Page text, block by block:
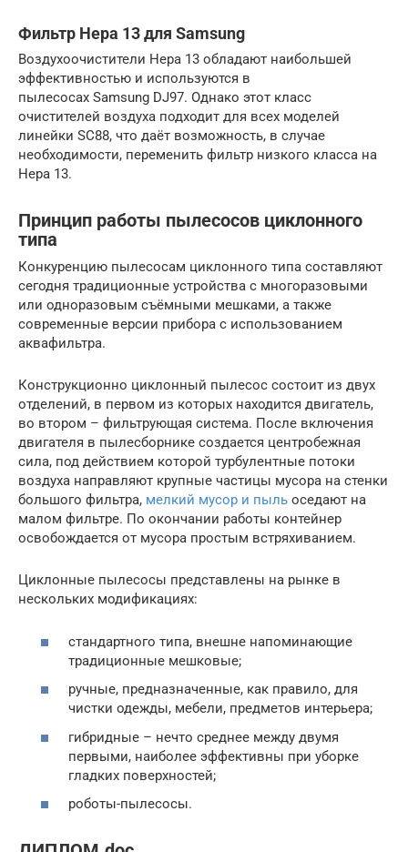
Фильтр Hepa 13 для Samsung
Воздухоочистители Hepa 13 обладают наибольшей
эффективностью и используются в
пылесосах Samsung DJ97. Однако этот класс
очистителей воздуха подходит для всех моделей
линейки SC88, что даёт возможность, в случае
необходимости, переменить фильтр низкого класса на
Нера 13.
Принцип работы пылесосов циклонного
типа
Конкуренцию пылесосам циклонного типа составляют
сегодня традиционные устройства с многоразовыми
или одноразовым съёмными мешками, а также
современные версии прибора с использованием
аквафильтра.
Конструкционно циклонный пылесос состоит из двух
отделений, в первом из которых находится двигатель,
во втором – фильтрующая система. После включения
двигателя в пылесборнике создается центробежная
сила, под действием которой турбулентные потоки
воздуха направляют крупные частицы мусора на стенки
большого фильтра, мелкий мусор и пыль оседают на
малом фильтре. По окончании работы контейнер
освобождается от мусора простым встряхиванием.
Циклонные пылесосы представлены на рынке в
нескольких модификациях:
стандартного типа, внешне напоминающие
традиционные мешковые;
ручные, предназначенные, как правило, для
чистки одежды, мебели, предметов интерьера;
гибридные – нечто среднее между двумя
первыми, наиболее эффективны при уборке
гладких поверхностей;
роботы-пылесосы.